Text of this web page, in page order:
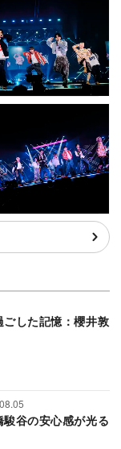
ごした記憶：櫻井敦
駿谷の安心感が光る